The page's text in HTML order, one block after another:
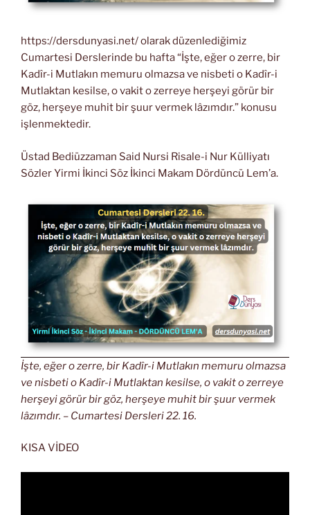
https://dersdunyasi.net/ olarak düzenlediğimiz
Cumartesi Derslerinde bu hafta “İşte, eğer o zerre, bir
Kadîr-i Mutlakın memuru olmazsa ve nisbeti o Kadîr-i
Mutlaktan kesilse, o vakit o zerreye herşeyi görür bir
göz, herşeye muhit bir şuur vermek lâzımdır.” konusu
işlenmektedir.
Üstad Bediüzzaman Said Nursi Risale-i Nur Külliyatı
Sözler Yirmi İkinci Söz İkinci Makam Dördüncü Lem’a.
İşte, eğer o zerre, bir Kadîr-i Mutlakın memuru olmazsa
ve nisbeti o Kadîr-i Mutlaktan kesilse, o vakit o zerreye
herşeyi görür bir göz, herşeye muhit bir şuur vermek
lâzımdır. – Cumartesi Dersleri 22. 16.
KISA VİDEO